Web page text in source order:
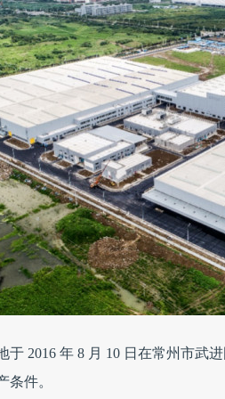
于 2016 年 8 月 10 日在常州市武
条件。